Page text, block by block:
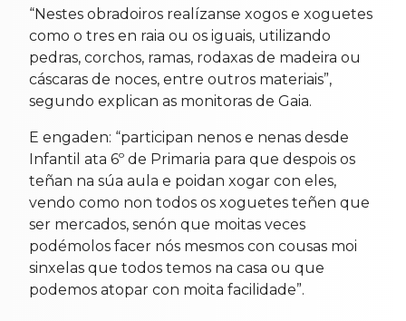
“Nestes obradoiros realízanse xogos e xoguetes
como o tres en raia ou os iguais, utilizando
pedras, corchos, ramas, rodaxas de madeira ou
cáscaras de noces, entre outros materiais”,
segundo explican as monitoras de Gaia.
E engaden: “participan nenos e nenas desde
Infantil ata 6º de Primaria para que despois os
teñan na súa aula e poidan xogar con eles,
vendo como non todos os xoguetes teñen que
ser mercados, senón que moitas veces
podémolos facer nós mesmos con cousas moi
sinxelas que todos temos na casa ou que
podemos atopar con moita facilidade”.